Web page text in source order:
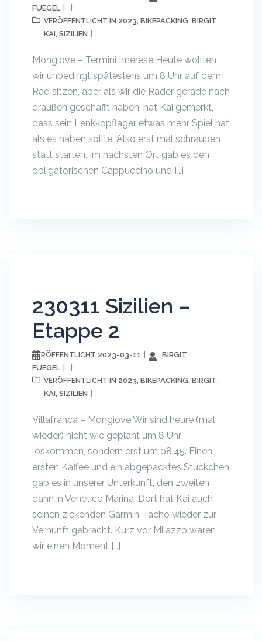
FUEGEL
VERÖFFENTLICHT IN 2023, BIKEPACKING, BIRGIT,
KAI, SIZILIEN
Mongiove – Termini Imerese Heute wollten
wir unbedingt spätestens um 8 Uhr auf dem
Rad sitzen, aber als wir die Räder gerade nach
draußen geschafft haben, hat Kai gemerkt,
dass sein Lenkkopflager etwas mehr Spiel hat
als es haben sollte. Also erst mal schrauben
statt starten. Im nächsten Ort gab es den
obligatorischen Cappuccino und […]
230311 Sizilien –
Etappe 2
VERÖFFENTLICHT 2023-03-11
BIRGIT
FUEGEL
VERÖFFENTLICHT IN 2023, BIKEPACKING, BIRGIT,
KAI, SIZILIEN
Villafranca – Mongiove Wir sind heure (mal
wieder) nicht wie geplant um 8 Uhr
loskommen, sondern erst um 08:45. Einen
ersten Kaffee und ein abgepacktes Stückchen
gab es in unserer Unterkunft, den zweiten
dann in Venetico Marina. Dort hat Kai auch
seinen zickenden Garmin-Tacho wieder zur
Vernunft gebracht. Kurz vor Milazzo waren
wir einen Moment […]